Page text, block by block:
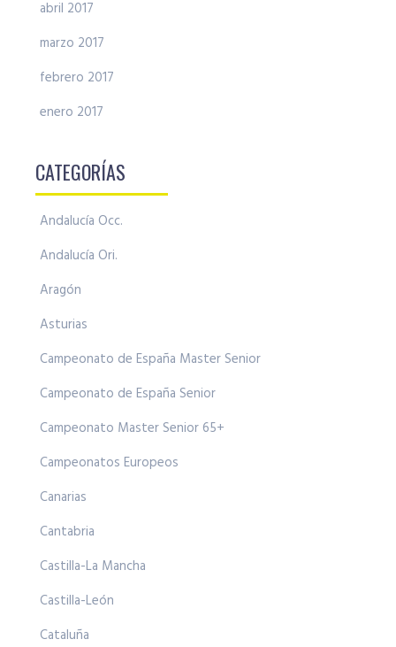
abril 2017
marzo 2017
febrero 2017
enero 2017
CATEGORÍAS
Andalucía Occ.
Andalucía Ori.
Aragón
Asturias
Campeonato de España Master Senior
Campeonato de España Senior
Campeonato Master Senior 65+
Campeonatos Europeos
Canarias
Cantabria
Castilla-La Mancha
Castilla-León
Cataluña